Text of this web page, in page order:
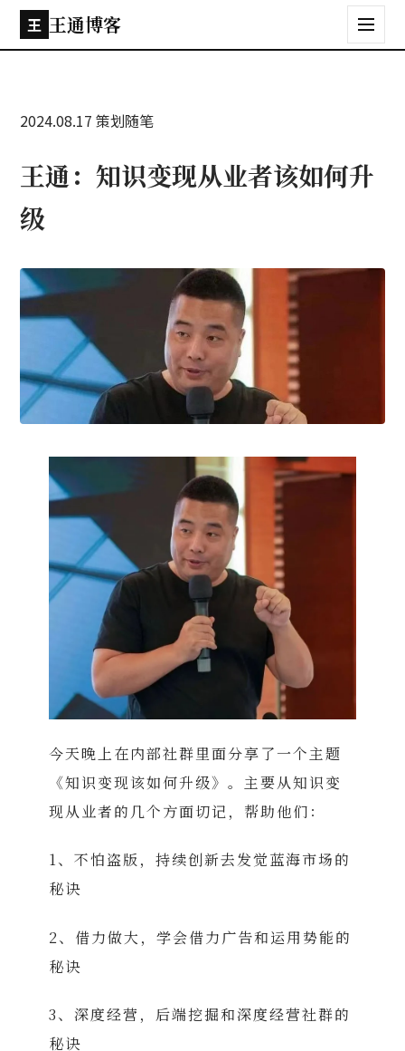
王 王通博客
2024.08.17 策划随笔
王通：知识变现从业者该如何升
级
今天晚上在内部社群里面分享了一个主题
《知识变现该如何升级》。 主要从知识变
现从业者的几个方面切记，帮助他们：
1、不怕盗版，持续创新去发觉蓝海市场的
秘诀
2、借力做大，学会借力广告和运用势能的
秘诀
3、深度经营，后端挖掘和深度经营社群的
秘诀